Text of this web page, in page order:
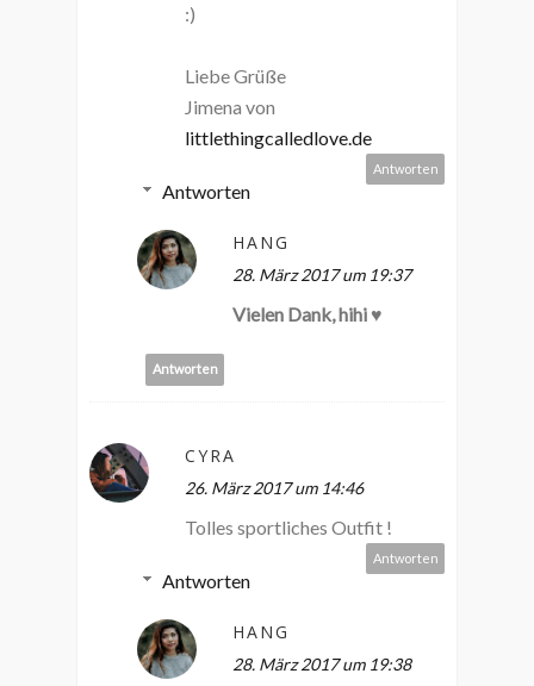
:)
Liebe Grüße
Jimena von
littlethingcalledlove.de
Antworten
Antworten
HANG
28. März 2017 um 19:37
Vielen Dank, hihi ♥
Antworten
CYRA
26. März 2017 um 14:46
Tolles sportliches Outfit !
Antworten
Antworten
HANG
28. März 2017 um 19:38